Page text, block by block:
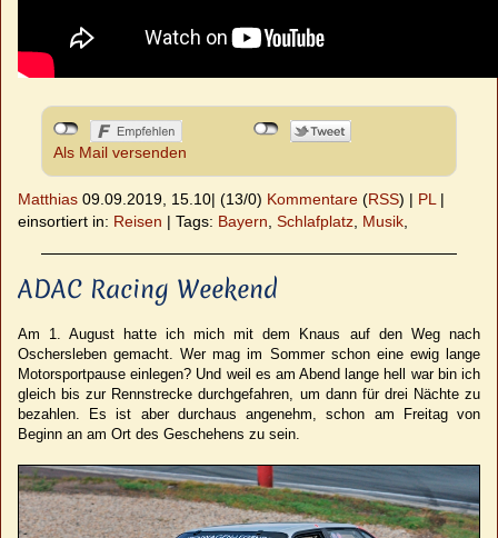
Als Mail versenden
Matthias 09.09.2019, 15.10| (13/0) Kommentare (RSS) | PL|
einsortiert in: Reisen | Tags: Bayern, Schlafplatz, Musik,
ADAC Racing Weekend
Am 1. August hatte ich mich mit dem Knaus auf den Weg nach
Oschersleben gemacht. Wer mag im Sommer schon eine ewig lange
Motorsportpause einlegen? Und weil es am Abend lange hell war bin ich
gleich bis zur Rennstrecke durchgefahren, um dann für drei Nächte zu
bezahlen. Es ist aber durchaus angenehm, schon am Freitag von
Beginn an am Ort des Geschehens zu sein.